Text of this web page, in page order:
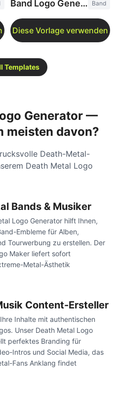
Band Logo Generator Band
Templates
Generator —
meisten davon?
Death-Metal-
Death Metal Logo
Bands & Musiker
Logo Generator hilft Ihnen,
Embleme für Alben,
Tourwerbung zu erstellen. Der
Maker liefert sofort
Metal-Ästhetik
Content-Ersteller
Inhalte mit authentischen
Unser Death Metal Logo
perfektes Branding für
Intros und Social Media, das
Fans Anklang findet